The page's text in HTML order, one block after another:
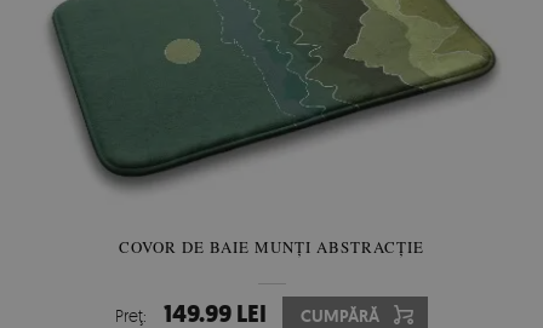
COVOR DE BAIE MUNȚI ABSTRACȚIE
Preţ: 149.99 LEI CUMPĂRĂ